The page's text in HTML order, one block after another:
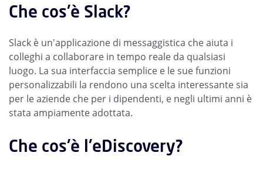
Che cos'è Slack?
Slack è un'applicazione di messaggistica che aiuta i
colleghi a collaborare in tempo reale da qualsiasi
luogo. La sua interfaccia semplice e le sue funzioni
personalizzabili la rendono una scelta interessante sia
per le aziende che per i dipendenti, e negli ultimi anni è
stata ampiamente adottata.
Che cos'è l'eDiscovery?